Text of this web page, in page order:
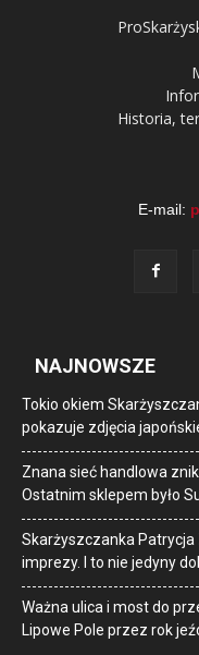
Historia,
E-mail:
NAJNOWSZE
Tokio okiem
pokazuje zdjęcia
Znana sieć handlowa
Ostatnim sklepem było
Skarżyszczanka Patrycja
imprezy. I to nie jedyny
Ważna ulica i most do
Lipowe Pole przez rok